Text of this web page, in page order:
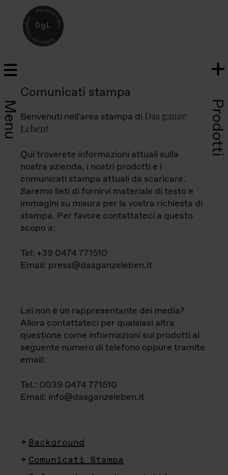
Menu Prodotti
Comunicati stampa
Benvenuti nell'area stampa di Das ganze
Leben!
Qui troverete informazioni attuali sulla
nostra azienda, i nostri prodotti e i
comunicati stampa attuali da scaricare.
Saremo lieti di fornirvi materiale di testo e
immagini su misura per la vostra richiesta di
stampa. Per favore contattateci a questo
scopo a:
Tel: +39 0474 771510
Email: press@dasganzeleben.it
Lei non è un rappresentante dei media?
Allora contattateci per qualsiasi altra
questione come informazioni sui prodotti al
seguente numero di telefono oppure tramite
email:
Tel.: 0039 0474 771510
Email: info@dasganzeleben.it
Background
Comunicati Stampa